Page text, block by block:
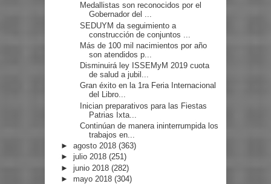
Medallistas son reconocidos por el
Gobernador del ...
SEDUYM da seguimiento a
construcción de conjuntos ...
Más de 100 mil nacimientos por año
son atendidos p...
Disminuirá ley ISSEMyM 2019 cuota
de salud a jubil...
Gran éxito en la 1ra Feria Internacional
del Libro...
Inician preparativos para las Fiestas
Patrias Ixta...
Continúan de manera ininterrumpida los
trabajos en...
► agosto 2018 (363)
► julio 2018 (251)
► junio 2018 (282)
► mayo 2018 (304)